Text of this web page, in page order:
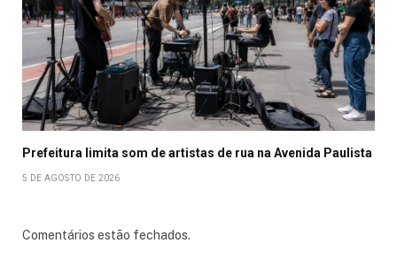
Prefeitura limita som de artistas de rua na Avenida Paulista
5 DE AGOSTO DE 2026
Comentários estão fechados.